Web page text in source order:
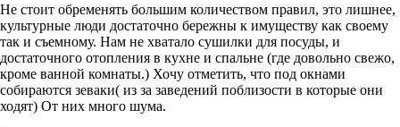
Не стоит обременять большим количеством правил, это лишнее,
культурные люди достаточно бережны к имуществу как своему
так и съемному. Нам не хватало сушилки для посуды, и
достаточного отопления в кухне и спальне (где довольно свежо,
кроме ванной комнаты.) Хочу отметить, что под окнами
собираются зеваки( из за заведений поблизости в которые они
ходят) От них много шума.